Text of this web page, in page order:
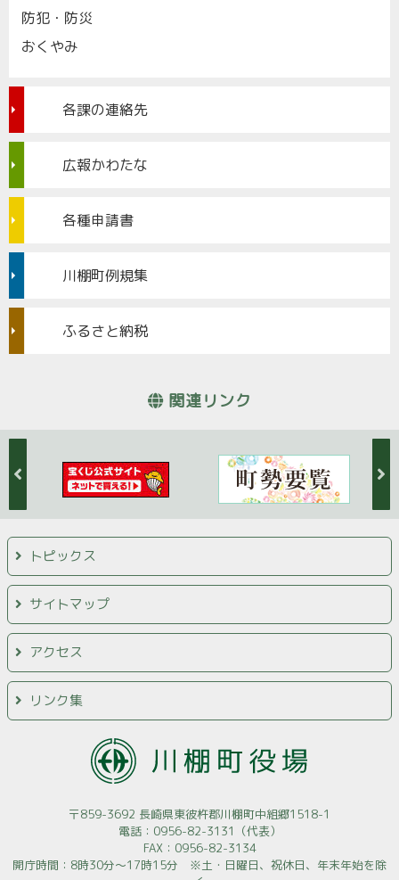
防犯・防災
おくやみ
各課の連絡先
広報かわたな
各種申請書
川棚町例規集
ふるさと納税
関連リンク
トピックス
サイトマップ
アクセス
リンク集
〒859-3692 長崎県東彼杵郡川棚町中組郷1518-1
電話：0956-82-3131（代表）
FAX：0956-82-3134
開庁時間：8時30分～17時15分 ※土・日曜日、祝休日、年末年始を除